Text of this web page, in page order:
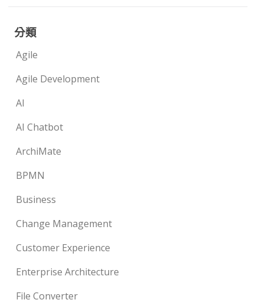
分類
Agile
Agile Development
AI
AI Chatbot
ArchiMate
BPMN
Business
Change Management
Customer Experience
Enterprise Architecture
File Converter